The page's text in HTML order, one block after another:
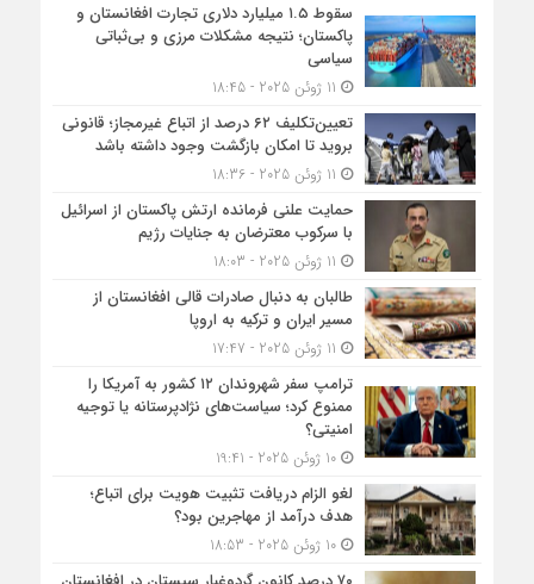
سقوط ۱.۵ میلیارد دلاری تجارت افغانستان و
پاکستان؛ نتیجه مشکلات مرزی و بی‌ثباتی
سیاسی
تعیین‌تکلیف ۶۲ درصد از اتباع غیرمجاز؛ قانونی
بروید تا امکان بازگشت وجود داشته باشد
حمایت علنی فرمانده ارتش پاکستان از اسرائیل
با سرکوب معترضان به جنایات رژیم
طالبان به دنبال صادرات قالی افغانستان از
مسیر ایران و ترکیه به اروپا
ترامپ سفر شهروندان ۱۲ کشور به آمریکا را
ممنوع کرد؛ سیاست‌های نژادپرستانه یا توجیه
امنیتی؟
10 ژوئن 2025 - 19:41
لغو الزام دریافت تثبیت هویت برای اتباع؛
هدف درآمد از مهاجرین بود؟
10 ژوئن 2025 - 18:53